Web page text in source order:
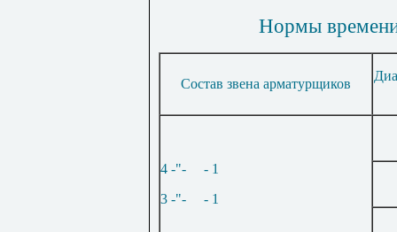
Нормы
Состав звена арматурщиков
4 -"-
- 1
3 -"-
- 1